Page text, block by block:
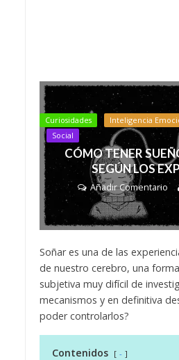
Curiosidades Inteligencia
Social
CÓMO TENER
SEGÚN LOS
Añadir Comentario
Soñar es una de las
de nuestro cerebro, una
subjetiva muy difícil de
mecanismos y en definitiva
poder controlarlos?
Contenidos
-